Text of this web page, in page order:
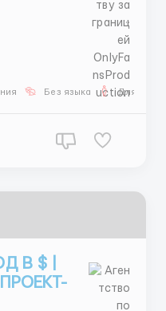
Без языка Для
В $ |